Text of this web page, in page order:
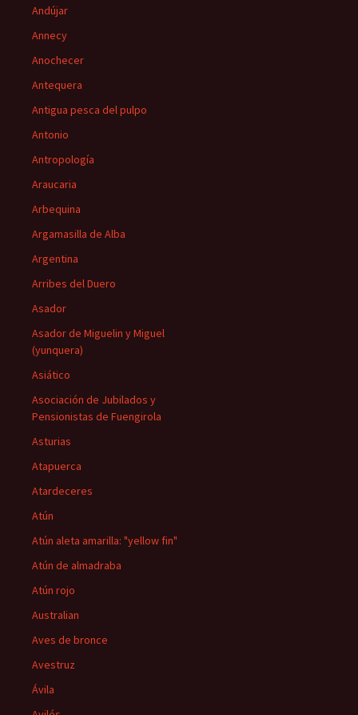
Andújar
Annecy
Anochecer
Antequera
Antigua pesca del pulpo
Antonio
Antropología
Araucaria
Arbequina
Argamasilla de Alba
Argentina
Arribes del Duero
Asador
Asador de Miguelin y Miguel
(yunquera)
Asiático
Asociación de Jubilados y
Pensionistas de Fuengirola
Asturias
Atapuerca
Atardeceres
Atún
Atún aleta amarilla: "yellow fin"
Atún de almadraba
Atún rojo
Australian
Aves de bronce
Avestruz
Ávila